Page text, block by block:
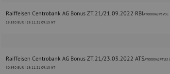
Raiffeisen Centrobank AG Bonus ZT.21/21.09.2022 RBIAT0000A2P5V0 |
19,850 EUR | 19.11.21 09:15 NT
Raiffeisen Centrobank AG Bonus ZT.21/23.03.2022 ATSAT0000A2PTU2 |
30,950 EUR | 19.11.21 09:15 NT